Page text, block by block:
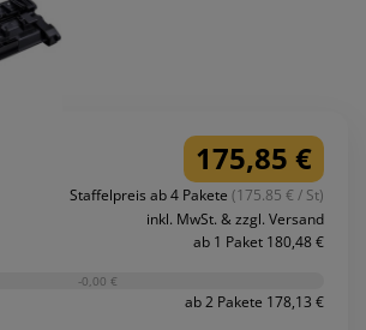
175,85 €
Staffelpreis ab 4 Pakete (175.85 € / St)
inkl. MwSt. & zzgl. Versand
ab 1 Paket 180,48 €
-0,00 €
ab 2 Pakete 178,13 €